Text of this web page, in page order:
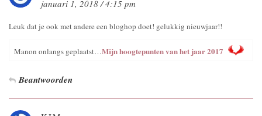
januari 1, 2018 / 4:15 pm
Leuk dat je ook met andere een bloghop doet! gelukkig nieuwjaar!!
Manon onlangs geplaatst…Mijn hoogtepunten van het jaar 2017
Beantwoorden